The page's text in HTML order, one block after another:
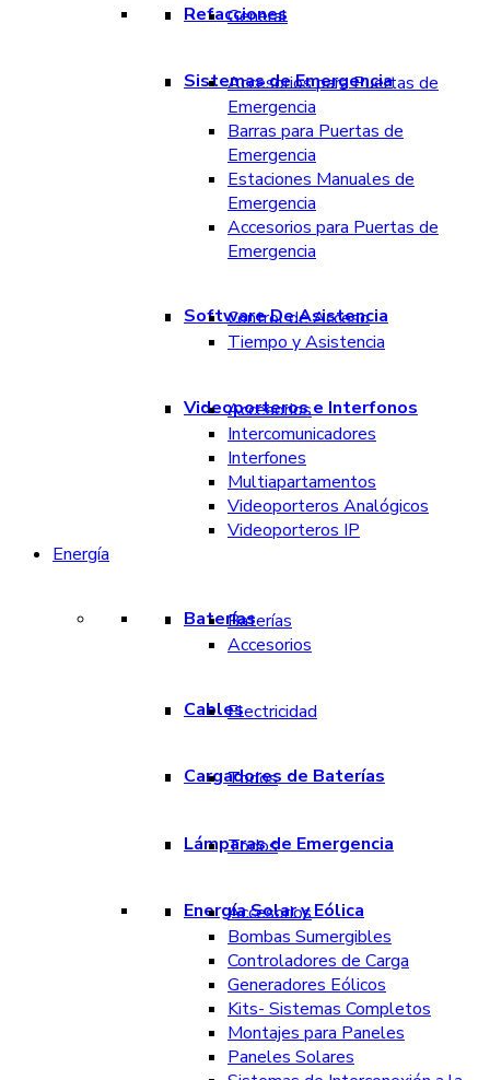
Refacciones
General
Sistemas de Emergencia
Accesorios para Puertas de
Emergencia
Barras para Puertas de
Emergencia
Estaciones Manuales de
Emergencia
Accesorios para Puertas de
Emergencia
Software De Asistencia
Control de Acceso
Tiempo y Asistencia
Videoporteros e Interfonos
Accesorios
Intercomunicadores
Interfones
Multiapartamentos
Videoporteros Analógicos
Videoporteros IP
Energía
BateríasBaterías
Accesorios
CablesElectricidad
Cargadores de Baterías
Todos
Lámparas de Emergencia
Todos
Energía Solar y Eólica
Accesorios
Bombas Sumergibles
Controladores de Carga
Generadores Eólicos
Kits- Sistemas Completos
Montajes para Paneles
Paneles Solares